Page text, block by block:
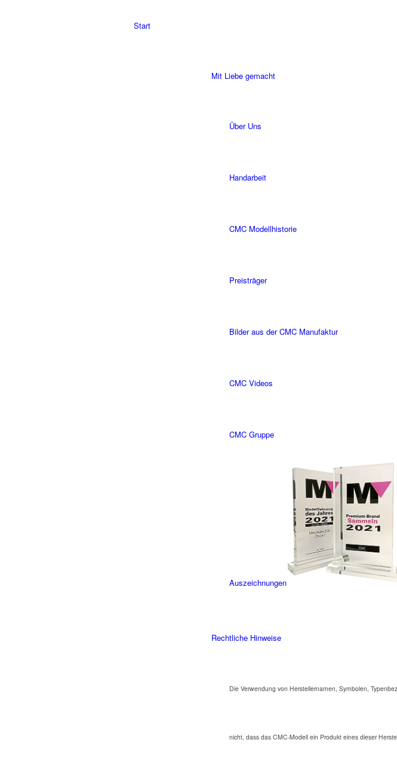
Start
Mit Liebe gemacht
Über Uns
Handarbeit
CMC Modellhistorie
Preisträger
Bilder aus der CMC Manufaktur
CMC Videos
CMC Gruppe
Auszeichnungen
Rechtliche Hinweise
Die Verwendung von Herstellernamen, Symbolen,
nicht, dass das CMC-Modell ein Produkt eines dieser